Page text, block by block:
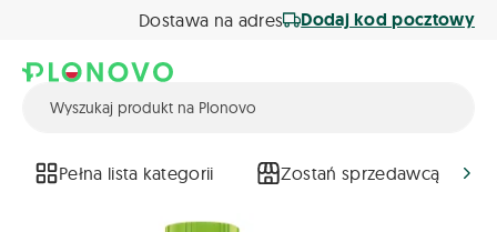
Dostawa na adres Dodaj kod pocztowy
Pełna lista kategorii Zostań sprzedawcą